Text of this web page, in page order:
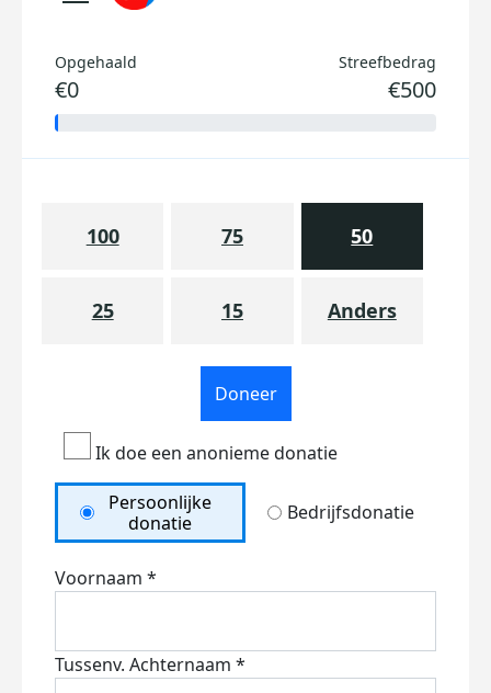
Opgehaald
€0
Streefbedrag
€500
100 75 50
25 15 Anders
Doneer
Ik doe een anonieme donatie
Persoonlijke
donatie
Bedrijfsdonatie
Voornaam *
Tussenv. Achternaam *